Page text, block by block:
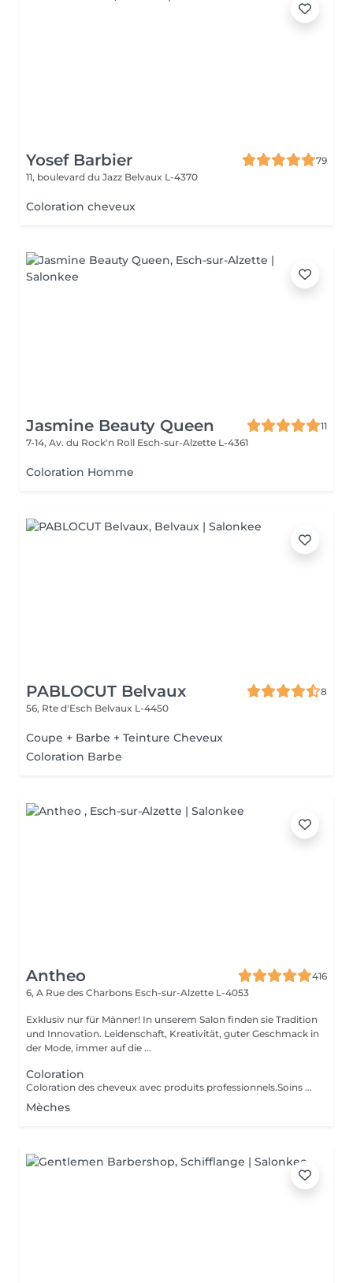
Yosef Barbier
79
11, boulevard du Jazz Belvaux L-4370
Coloration cheveux
Jasmine Beauty Queen
11
7-14, Av. du Rock'n Roll Esch-sur-Alzette L-4361
Coloration Homme
PABLOCUT Belvaux
8
56, Rte d'Esch Belvaux L-4450
Coupe + Barbe + Teinture Cheveux
Coloration Barbe
Antheo
416
6, A Rue des Charbons Esch-sur-Alzette L-4053
Exklusiv nur für Männer! In unserem Salon finden sie Tradition
und Innovation. Leidenschaft, Kreativität, guter Geschmack in
der Mode, immer auf die ...
Coloration
Coloration des cheveux avec produits professionnels.Soins du cheveux pre et post coloration.
Mèches